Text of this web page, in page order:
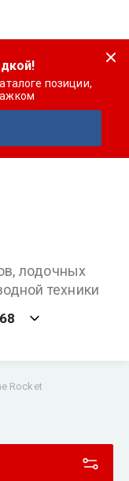
позиции,
лодочных
техники
Rocket